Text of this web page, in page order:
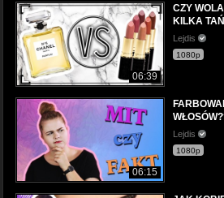
06:39
CZY
KILKA
Lejdis
1080p
06:15
Lejdis
1080p